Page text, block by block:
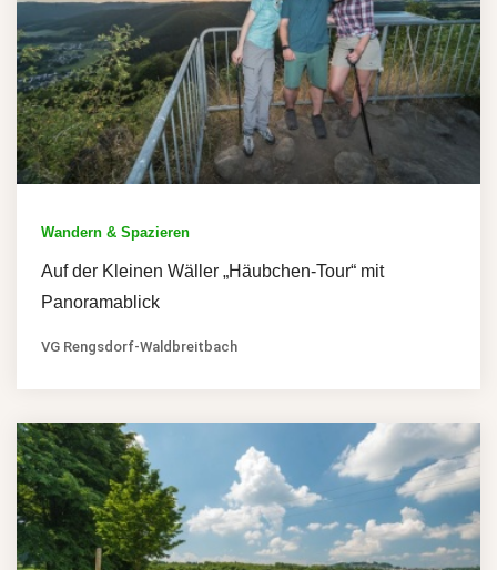
Wandern & Spazieren
Auf der Kleinen Wäller „Häubchen-Tour“ mit
Panoramablick
VG Rengsdorf-Waldbreitbach